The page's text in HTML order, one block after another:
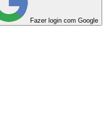
Fazer login com Google